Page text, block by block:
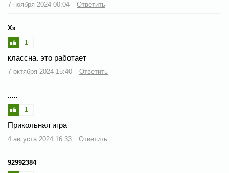
7 ноября 2024 00:04 Ответить
Хз
1
классна. это работает
7 октября 2024 15:40 Ответить
.....
1
Прикольная игра
4 августа 2024 16:33 Ответить
92992384